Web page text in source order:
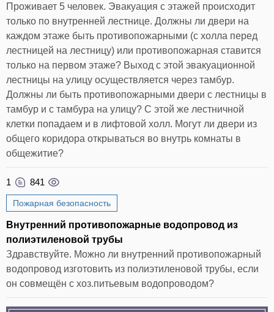
Проживает 5 человек. Эвакуация с этажей происходит
только по внутренней лестнице. Должны ли двери на
каждом этаже быть противопожарными (с холла перед
лестницей на лестницу) или противопожарная ставится
только на первом этаже? Выход с этой эвакуационной
лестницы на улицу осуществляется через тамбур.
Должны ли быть противопожарными двери с лестницы в
тамбур и с тамбура на улицу? С этой же лестничной
клетки попадаем и в лифтовой холл. Могут ли двери из
общего коридора открываться во внутрь комнаты в
общежитие?
1 841
Пожарная безопасность
Внутренний противопожарные водопровод из
полиэтиленовой трубы
Здравствуйте. Можно ли внутренний противопожарный
водопровод изготовить из полиэтиленовой трубы, если
он совмещён с хоз.питьевым водопроводом?